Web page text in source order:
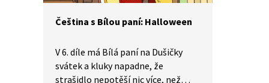
Čeština s Bílou paní: Halloween
V 6. díle má Bílá paní na Dušičky
svátek a kluky napadne, že
strašidlo nepotěší nic více, než